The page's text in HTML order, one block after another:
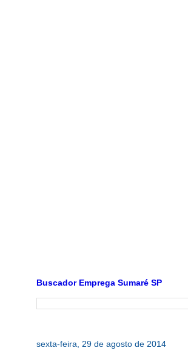
Buscador Emprega Sumaré SP
sexta-feira, 29 de agosto de 2014